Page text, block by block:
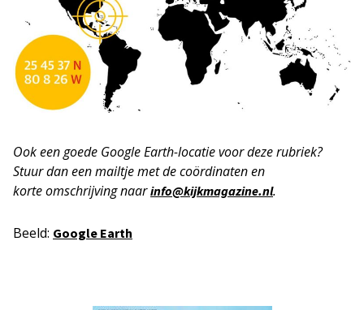
Ook een goede Google Earth-locatie voor deze rubriek?
Stuur dan een mailtje met de coördinaten en
korteomschrijving naarinfo@kijkmagazine.nl.
Beeld: Google Earth